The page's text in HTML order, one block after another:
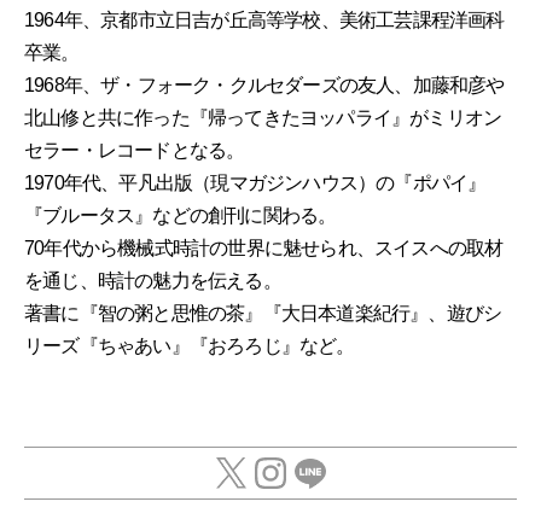
1964年、京都市立日吉が丘高等学校、美術工芸課程洋画科
卒業。
1968年、ザ・フォーク・クルセダーズの友人、加藤和彦や
北山修と共に作った『帰ってきたヨッパライ』がミリオン
セラー・レコードとなる。
1970年代、平凡出版（現マガジンハウス）の『ポパイ』
『ブルータス』などの創刊に関わる。
70年代から機械式時計の世界に魅せられ、スイスへの取材
を通じ、時計の魅力を伝える。
著書に『智の粥と思惟の茶』『大日本道楽紀行』、遊びシ
リーズ『ちゃあい』『おろろじ』など。